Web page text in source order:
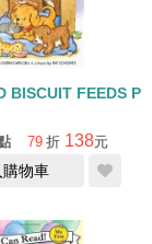
BISCUIT FEEDS
79 折 138元
購物車